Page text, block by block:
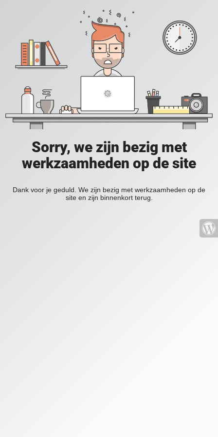
Sorry, we zijn bezig met
werkzaamheden op de site
Dank voor je geduld. We zijn bezig met werkzaamheden op de
site en zijn binnenkort terug.